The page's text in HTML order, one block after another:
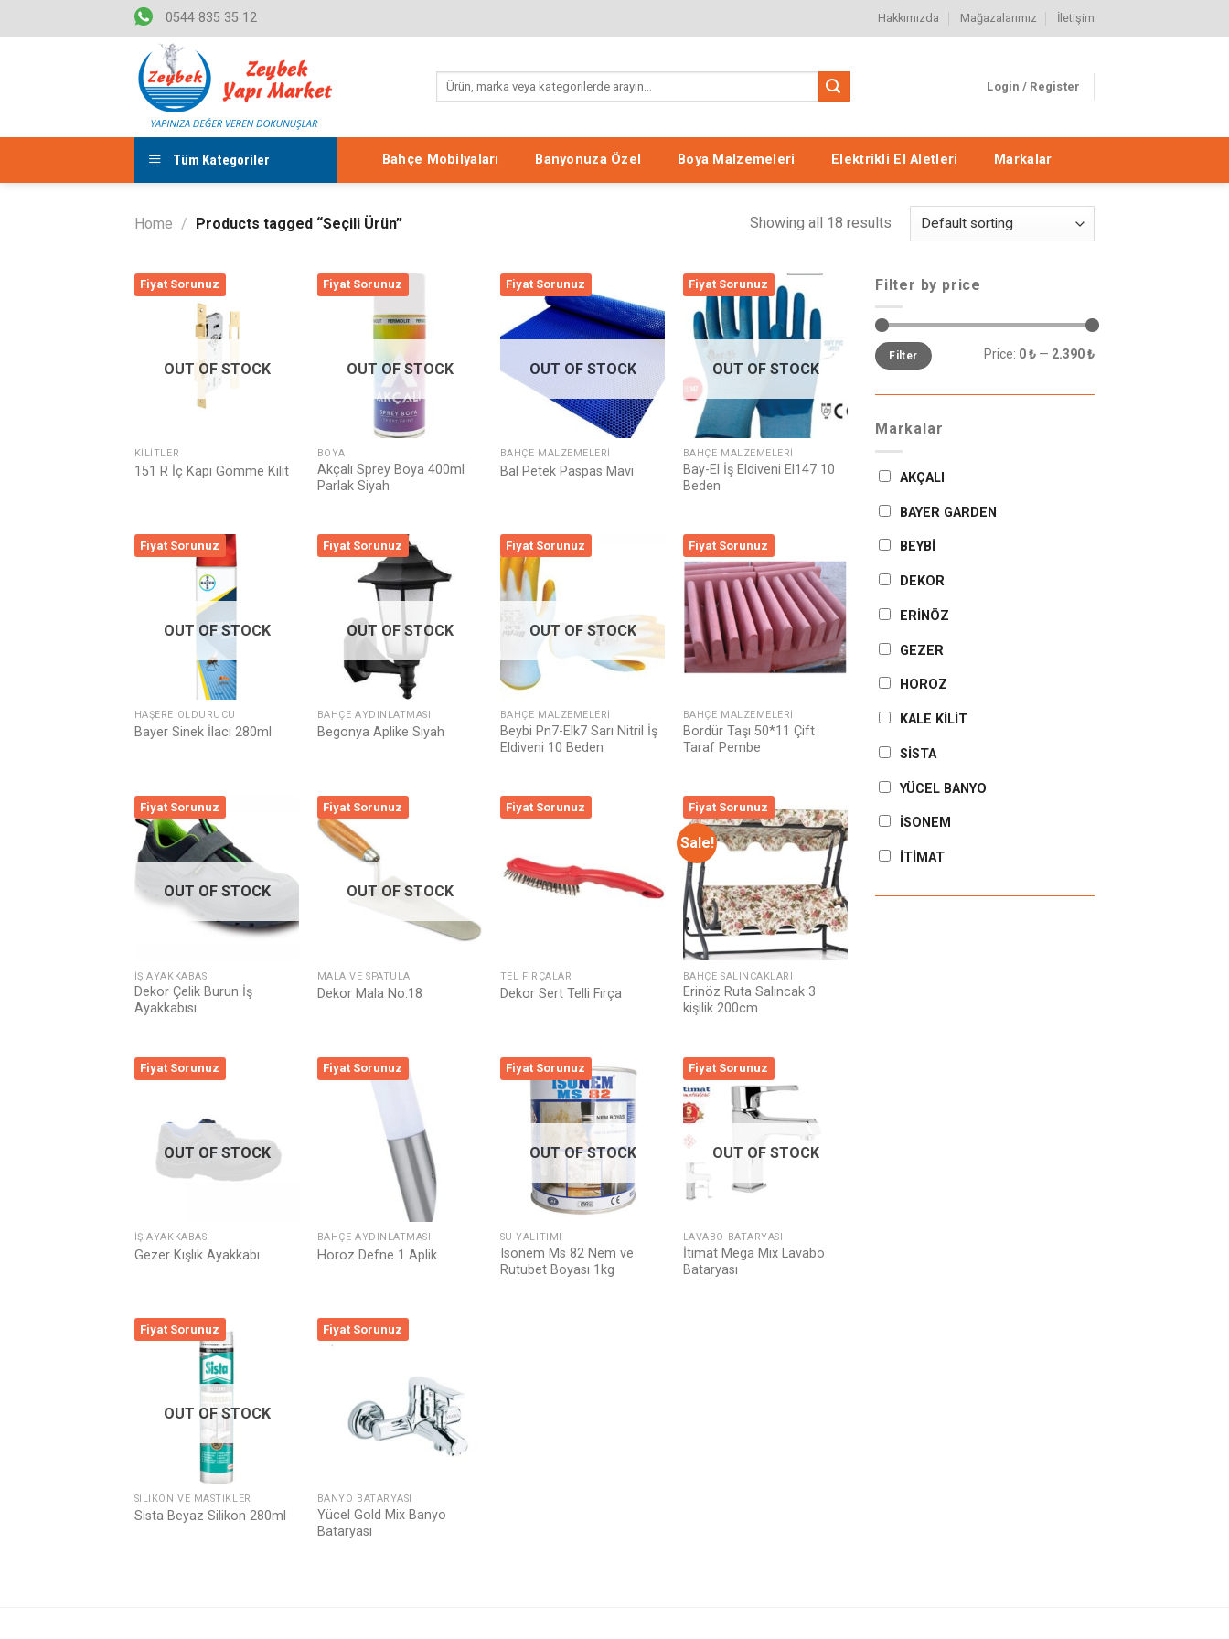
to
0544 835 35 12 Hakkımızda Mağazalarımız İletişim
Search
Login / Register
Tüm Kategoriler Bahçe Mobilyaları Banyonuza Özel Boya Malzemeleri Elektrikli El Aletleri Markalar
Home / Products tagged “Seçili Ürün” Showing all 18 results
Fiyat Sorunuz
OUT OF STOCK
KILITLER
151 R İç Kapı Gömme Kilit
Fiyat Sorunuz
OUT OF STOCK
BOYA
Akçalı Sprey Boya 400ml
Parlak Siyah
Fiyat Sorunuz
Listeme
OUT OF STOCK
BAHÇE MALZEMELERI
Bal Petek Paspas Mavi
Fiyat Sorunuz
Listeme
OUT OF STOCK
BAHÇE MALZEMELERI
Bay-El İş Eldiveni El147 10
Beden
Fiyat Sorunuz
OUT OF STOCK
HAŞERE ÖLDÜRÜCÜ
Bayer Sinek İlacı 280ml
Fiyat Sorunuz
Listeme
OUT OF STOCK
BAHÇE AYDINLATMASI
Begonya Aplike Siyah
Fiyat Sorunuz
OUT OF STOCK
BAHÇE MALZEMELERI
Beybi Pn7-Elk7 Sarı Nitril İş
Eldiveni 10 Beden
Fiyat Sorunuz
Listeme
Ekle
BAHÇE MALZEMELERI
Bordür Taşı 50*11 Çift
Taraf Pembe
Fiyat Sorunuz
Listeme
Ekle
OUT OF STOCK
İŞ AYAKKABASI
Dekor Çelik Burun İş
Ayakkabısı
Fiyat Sorunuz
OUT OF STOCK
MALA VE SPATULA
Dekor Mala No:18
Fiyat Sorunuz
Ekle
TEL FIRÇALAR
Dekor Sert Telli Fırça
Fiyat Sorunuz
Sale!
Listeme
Ekle
BAHÇE SALINCAKLARI
Erinöz Ruta Salıncak 3
kişilik 200cm
Fiyat Sorunuz
OUT OF STOCK
İŞ AYAKKABASI
Gezer Kışlık Ayakkabı
Fiyat Sorunuz
BAHÇE AYDINLATMASI
Horoz Defne 1 Aplik
Fiyat Sorunuz
Listeme
OUT OF STOCK
SU YALITIMI
Isonem Ms 82 Nem ve
Rutubet Boyası 1kg
Fiyat Sorunuz
Listeme
Ekle
OUT OF STOCK
LAVABO BATARYASI
İtimat Mega Mix Lavabo
Bataryası
Fiyat Sorunuz
OUT OF STOCK
SILIKON VE MASTIKLER
Sista Beyaz Silikon 280ml
Fiyat Sorunuz
Listeme
Ekle
BANYO BATARYASI
Yücel Gold Mix Banyo
Bataryası
Filter by price
Filter Price: 0 ₺ — 2.390 ₺
Markalar
AKÇALI
BAYER GARDEN
BEYBİ
DEKOR
ERİNÖZ
GEZER
HOROZ
KALE KİLİT
SİSTA
YÜCEL BANYO
İSONEM
İTİMAT